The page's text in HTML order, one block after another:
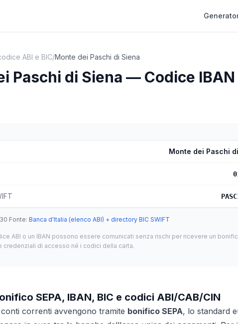
ABI e BIC/Monte dei Paschi di Siena
Paschi di Siena — Codice
Monte dei Paschi
·Fonte: Banca d'Italia (elenco ABI) + directory BIC SWIFT
ABI o un IBAN possono essere comunicati senza rischi per ricevere un
credenziali di accesso né i codici della carta.
SEPA, IBAN, BIC e codici ABI/CAB/CIN
correnti avvengono tramite bonifico SEPA, lo standard